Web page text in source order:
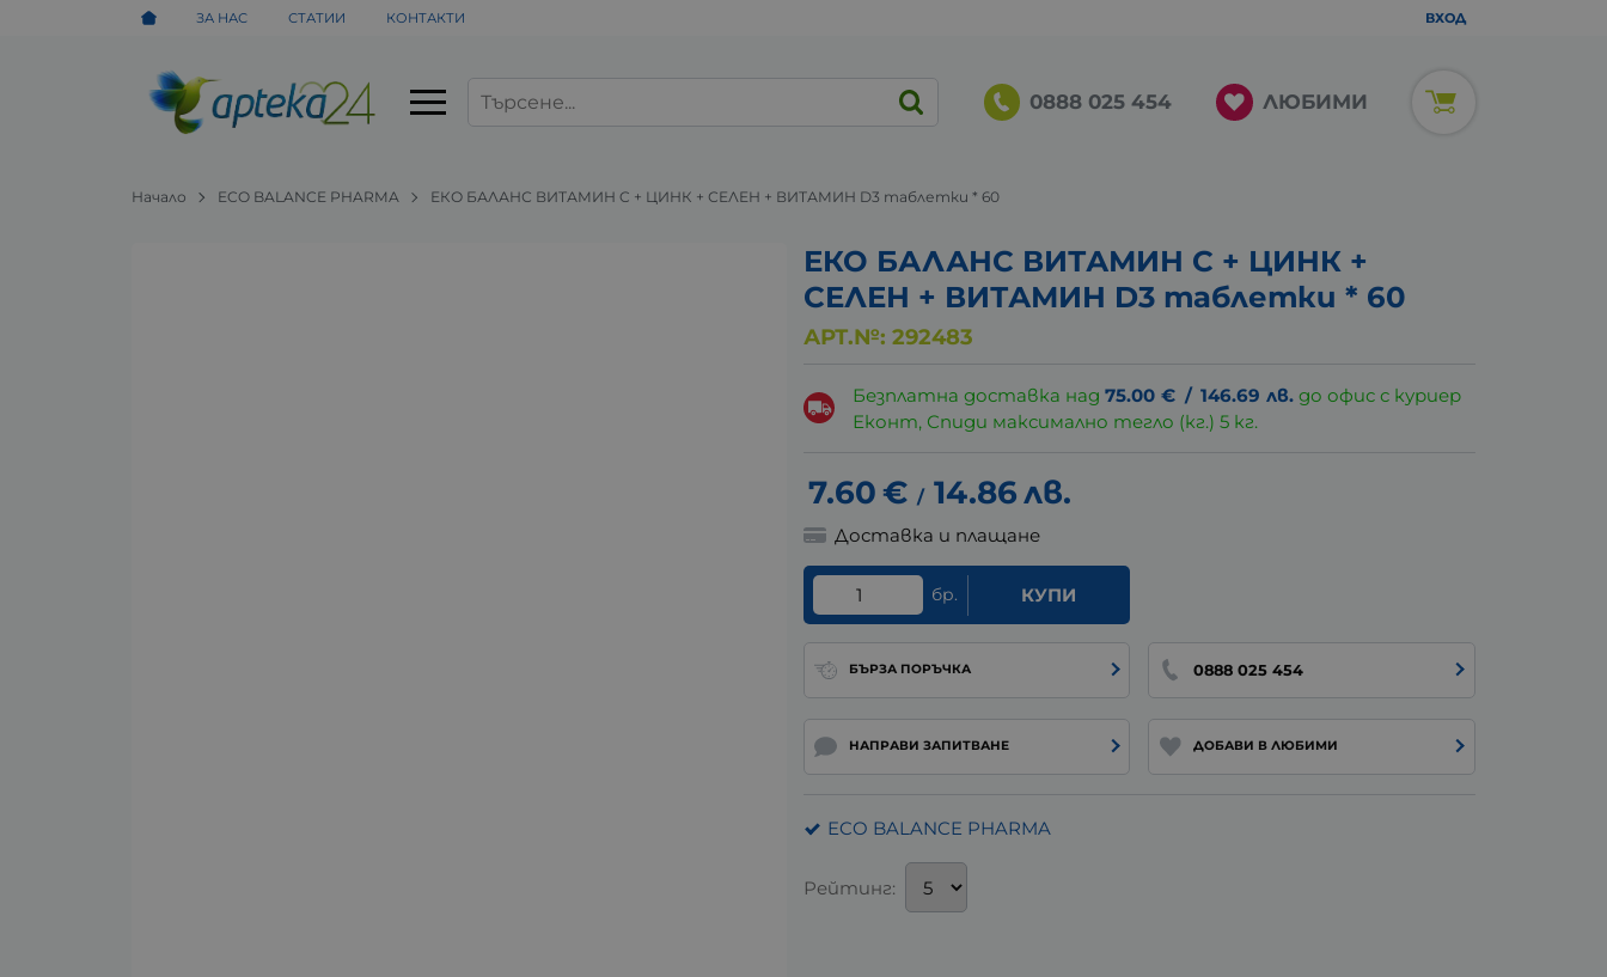
ЗА НАС СТАТИИ КОНТАКТИ ВХОД
0888 025 454 ЛЮБИМИ
Начало ECO BALANCE PHARMA ЕКО БАЛАНС ВИТАМИН C + ЦИНК + СЕЛЕН + ВИТАМИН D3 таблетки * 60
ЕКО БАЛАНС ВИТАМИН C + ЦИНК +
СЕЛЕН + ВИТАМИН D3 таблетки * 60
АРТ.№: 292483
Безплатна доставка над75.00 € / 146.69 лв. до офис с куриер
Еконт, Спиди максимално тегло (кг.) 5 кг.
7.60€ / 14.86лв.
Доставка и плащане
бр. КУПИ
БЪРЗА ПОРЪЧКА 0888 025 454
НАПРАВИ ЗАПИТВАНЕ ДОБАВИ В ЛЮБИМИ
ECO BALANCE PHARMA
Рейтинг: